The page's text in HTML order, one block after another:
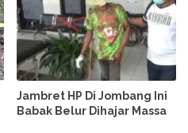
Jambret HP Di Jombang Ini
Babak Belur Dihajar Massa